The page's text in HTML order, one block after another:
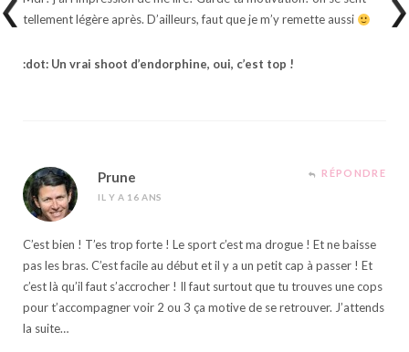
tellement légère après. D’ailleurs, faut que je m’y remette aussi
:dot: Un vrai shoot d’endorphine, oui, c’est top !
Prune
IL Y A 16 ANS
RÉPONDRE
C’est bien ! T’es trop forte ! Le sport c’est ma drogue ! Et ne baisse
pas les bras. C’est facile au début et il y a un petit cap à passer ! Et
c’est là qu’il faut s’accrocher ! Il faut surtout que tu trouves une cops
pour t’accompagner voir 2 ou 3 ça motive de se retrouver. J’attends
la suite…